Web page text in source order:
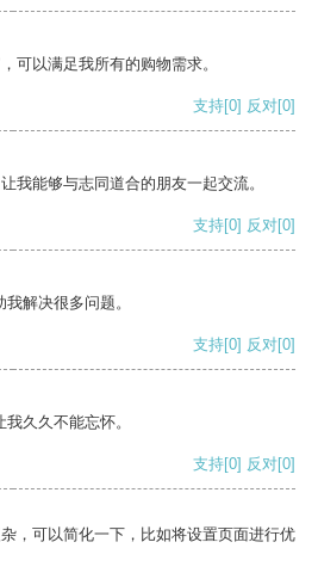
可以满足我所有的购物需求。
支持[0] 反对[0]
我能够与志同道合的朋友一起交流。
支持[0] 反对[0]
解决很多问题。
支持[0] 反对[0]
久久不能忘怀。
支持[0] 反对[0]
，可以简化一下，比如将设置页面进行优